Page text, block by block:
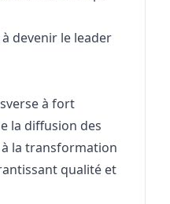
devenir le leader
à fort
la diffusion des
la transformation
qualité et